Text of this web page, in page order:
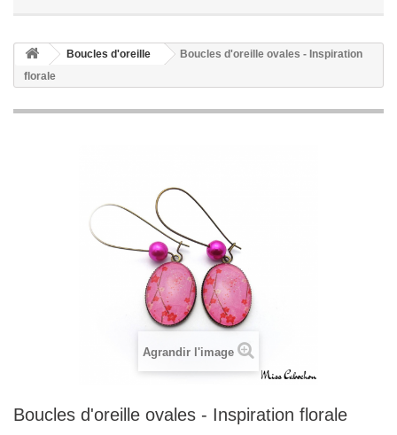
Boucles d'oreille
Boucles d'oreille ovales - Inspiration
florale
Agrandir l'image
Boucles d'oreille ovales - Inspiration florale